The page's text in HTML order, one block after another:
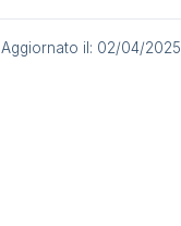
Aggiornato il: 02/04/2025